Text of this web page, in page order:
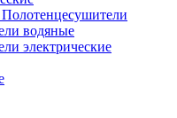
Полотенцесушители
водяные
электрические